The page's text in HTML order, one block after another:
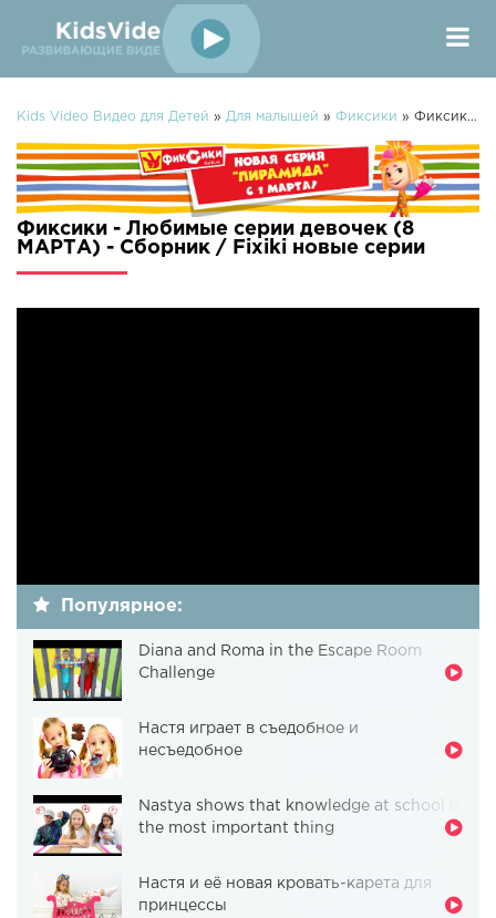
Kids Video Видео для Детей » Для малышей » Фиксики » Фиксики - Любимые серии девочек (8 МАРТА) - Сборник / Fixiki
Фиксики - Любимые серии девочек (8
МАРТА) - Сборник / Fixiki новые серии
Популярное:
Diana and Roma in the Escape Room
Challenge
Настя играет в съедобное и
несъедобное
Nastya shows that knowledge at school is
the most important thing
Настя и её новая кровать-карета для
принцессы